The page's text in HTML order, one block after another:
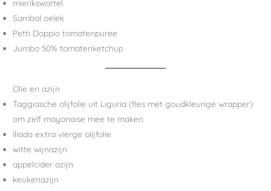
mierikswortel
Sambal oelek
Petti Doppio tomatenpuree
Jumbo 50% tomatenketchup
Olie en azijn
Taggiasche olijfolie uit Liguria (fles met goudkleurige wrapper)
om zelf mayonaise mee te maken
Iliada extra vierge olijfolie
witte wijnazijn
appelcider azijn
keukenazijn